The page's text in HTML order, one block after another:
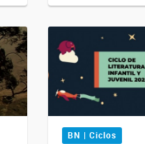
BN | Ciclos